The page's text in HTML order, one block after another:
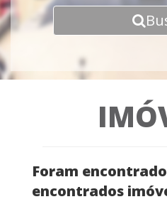
Foram
encontrados